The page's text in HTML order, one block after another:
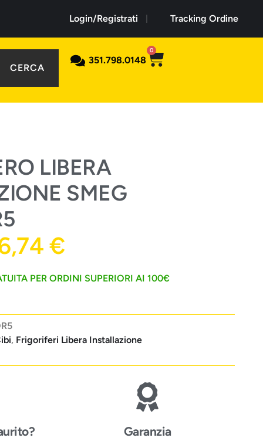
Login/Registrati Tracking Ordine
CERCA
351.798.0148
0
LIBERA
SMEG
€
PER ORDINI SUPERIORI AI 100€
, Frigoriferi Libera Installazione
Garanzia